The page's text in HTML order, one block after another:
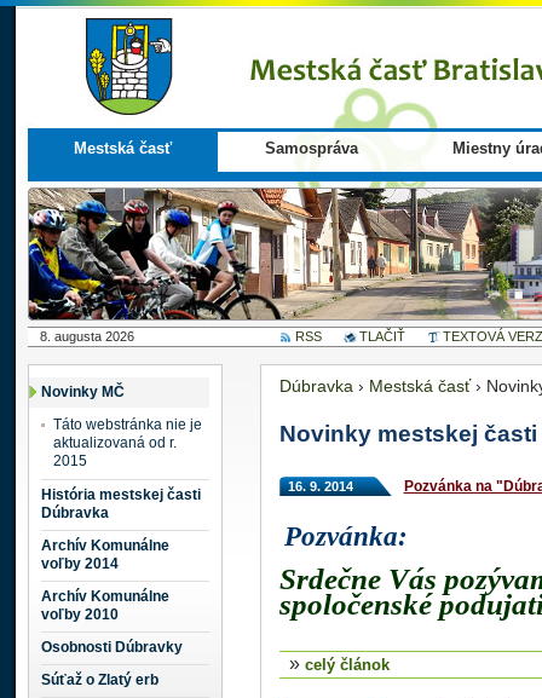
Mestská časť Samospráva Miestny
8. augusta 2026 RSS TLAČIŤ TEXTOVÁ
Novinky MČ
Táto webstránka nie je
aktualizovaná od r.
2015
História mestskej časti
Dúbravka
Archív Komunálne
voľby 2014
Archív Komunálne
voľby 2010
Osobnosti Dúbravky
Súťaž o Zlatý erb
Dúbravka › Mestská časť›
Novinky mestskej
16. 9. 2014 Pozvánka na
Pozvánka:
Srdečne Vás
spoločenské
» celý článok